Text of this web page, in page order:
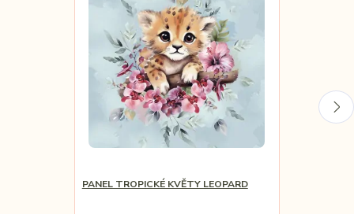
PANEL TROPICKÉ KVĚTY LEOPARD